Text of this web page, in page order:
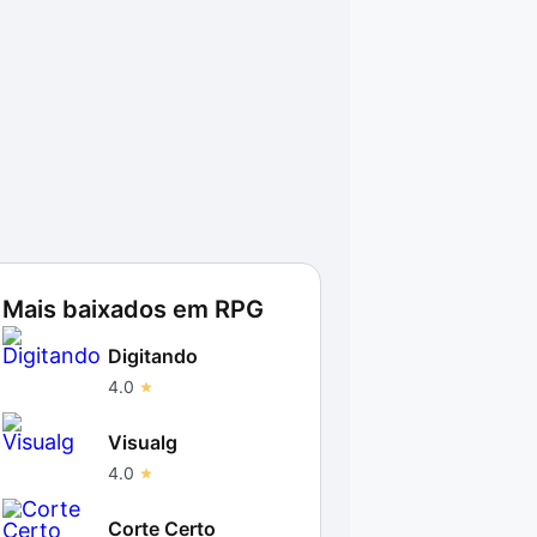
Mais baixados em RPG
Digitando
4.0
Visualg
4.0
Corte Certo